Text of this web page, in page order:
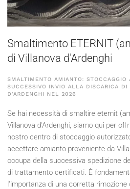
Smaltimento ETERNIT
di Villanova d'Ardenghi
SMALTIMENTO AMIANTO: STOCCAGGIO
SUCCESSIVO INVIO ALLA DISCARICA
D'ARDENGHI NEL 2026
Se hai necessità di smaltire eternit
Villanova d'Ardenghi, siamo qui per
nostro centro di stoccaggio
accettare amianto proveniente da
occupa della successiva spedizione
di trattamento certificati. È
l'importanza di una corretta rimozione